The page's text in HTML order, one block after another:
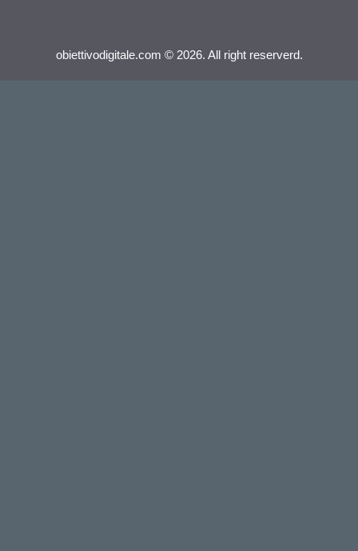
obiettivodigitale.com © 2026. All right reserverd.